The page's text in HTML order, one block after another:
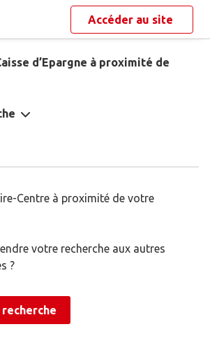
Accéder au site
d’Epargne à proximité de
Centre à proximité de votre
votre recherche aux autres
?